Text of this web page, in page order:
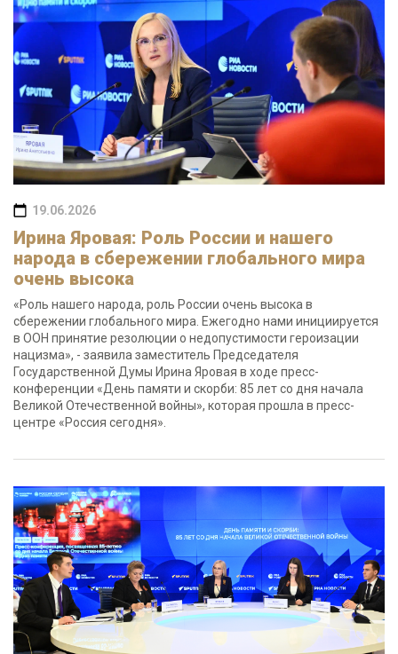
19.06.2026
Ирина Яровая: Роль России и нашего
народа в сбережении глобального мира
очень высока
«Роль нашего народа, роль России очень высока в
сбережении глобального мира. Ежегодно нами инициируется
в ООН принятие резолюции о недопустимости героизации
нацизма», - заявила заместитель Председателя
Государственной Думы Ирина Яровая в ходе пресс-
конференции «День памяти и скорби: 85 лет со дня начала
Великой Отечественной войны», которая прошла в пресс-
центре «Россия сегодня».